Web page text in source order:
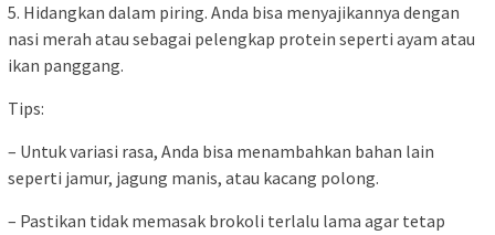
5. Hidangkan dalam piring. Anda bisa menyajikannya dengan
nasi merah atau sebagai pelengkap protein seperti ayam atau
ikan panggang.
Tips:
– Untuk variasi rasa, Anda bisa menambahkan bahan lain
seperti jamur, jagung manis, atau kacang polong.
– Pastikan tidak memasak brokoli terlalu lama agar tetap